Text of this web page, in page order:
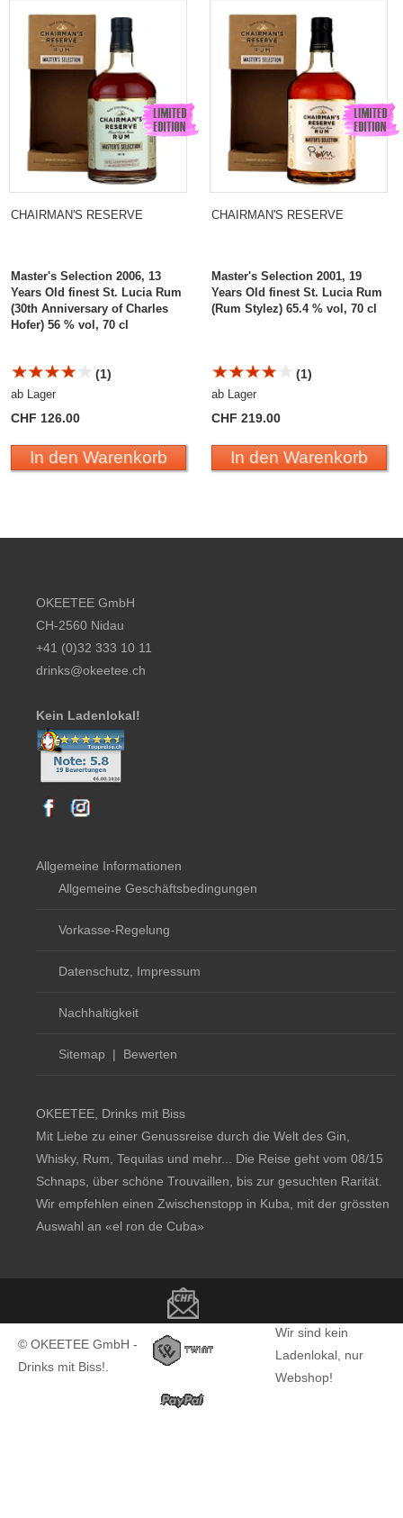
Charles Hofer)
CHAIRMAN'S RESERVE
Master's Selection 2006, 13
Years Old finest St. Lucia Rum
(30th Anniversary of Charles
Hofer) 56 % vol, 70 cl
(1)
ab Lager
CHF 126.00
In den Warenkorb
19 Years Old finest St.
Lucia Rum (Rum Stylez)
CHAIRMAN'S RESERVE
Master's Selection 2001, 19
Years Old finest St. Lucia Rum
(Rum Stylez) 65.4 % vol, 70 cl
(1)
ab Lager
CHF 219.00
In den Warenkorb
© OKEETEE GmbH -
Drinks mit Biss!.
Wir sind kein
Ladenlokal, nur
Webshop!
OKEETEE GmbH
CH-2560 Nidau
+41 (0)32 333 10 11
drinks@okeetee.ch
Kein Ladenlokal!
Allgemeine Informationen
Allgemeine Geschäftsbedingungen
Vorkasse-Regelung
Datenschutz, Impressum
Nachhaltigkeit
Sitemap | Bewerten
OKEETEE, Drinks mit Biss
Mit Liebe zu einer Genussreise durch die Welt des Gin,
Whisky, Rum, Tequilas und mehr... Die Reise geht vom 08/15
Schnaps, über schöne Trouvaillen, bis zur gesuchten Rarität.
Wir empfehlen einen Zwischenstopp in Kuba, mit der grössten
Auswahl an «el ron de Cuba»